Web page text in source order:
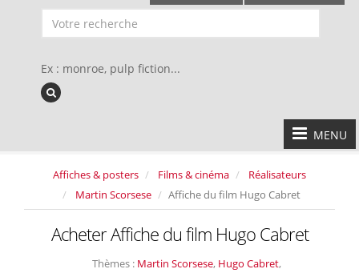
Ex : monroe, pulp fiction...
MENU
Affiches & posters Films & cinéma
Réalisateurs
Martin Scorsese
Affiche du film Hugo Cabret
Acheter Affiche du film Hugo Cabret
Thèmes : Martin Scorsese, Hugo Cabret,